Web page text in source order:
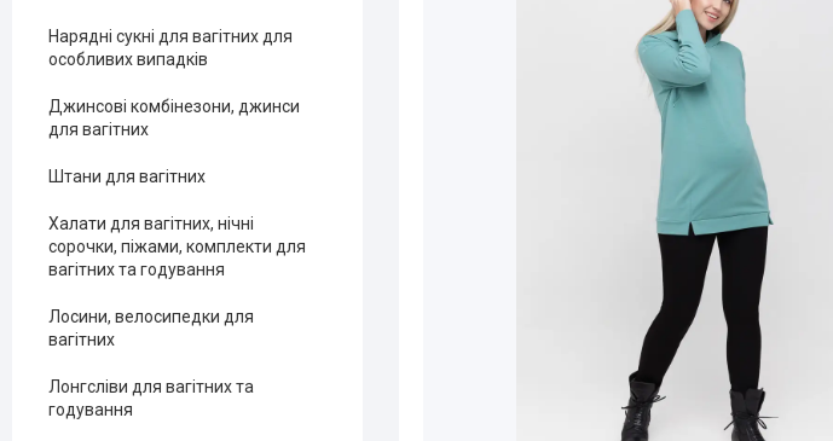
Нарядні сукні для вагітних для
особливих випадків
Джинсові комбінезони, джинси
для вагітних
Штани для вагітних
Халати для вагітних, нічні
сорочки, піжами, комплекти для
вагітних та годування
Лосини, велосипедки для
вагітних
Лонгсліви для вагітних та
годування